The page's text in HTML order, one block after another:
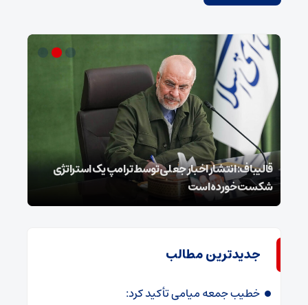
قالیباف: انتشار اخبار جعلی توسط ترامپ یک استراتژی
شکست خورده است
جدیدترین مطالب
خطیب جمعه میامی تأکید کرد: